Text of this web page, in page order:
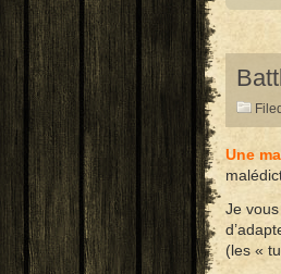
Une
Je
(les «